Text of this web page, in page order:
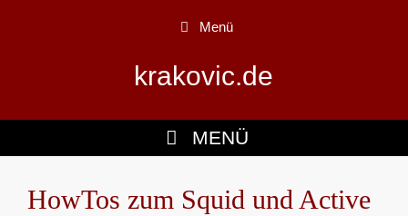
Menü
krakovic.de
MENÜ
HowTos zum Squid und Active